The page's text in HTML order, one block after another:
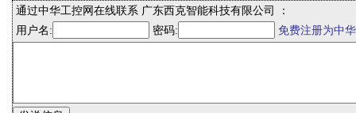
通过中华工控网在线联系 广东西克智能科技有限公司 ：
用户名:
密码: 免费注册为中